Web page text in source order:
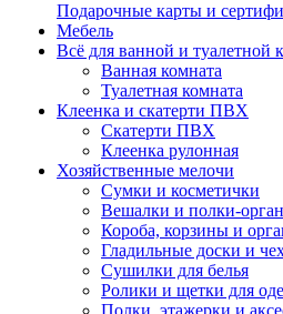
Подарочные карты и
Мебель
Всё для ванной и туалетной
Ванная комната
Туалетная комната
Клеенка и скатерти ПВХ
Скатерти ПВХ
Клеенка рулонная
Хозяйственные мелочи
Сумки и косметички
Вешалки и полки-
Короба, корзины и
Гладильные доски и
Сушилки для белья
Ролики и щетки для
Полки, этажерки и